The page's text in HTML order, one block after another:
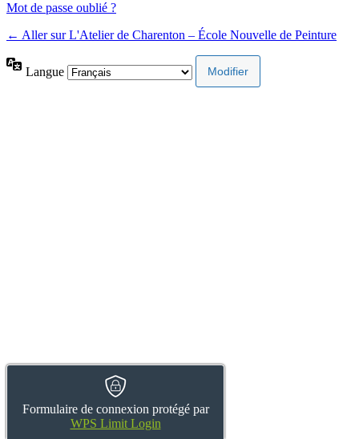
Formulaire de connexion protégé par
WPS Limit Login
Mot de passe oublié ?
← Aller sur L'Atelier de Charenton – École Nouvelle de Peinture
Langue